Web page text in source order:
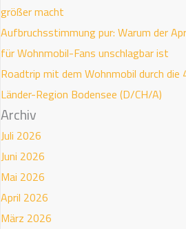
größer macht
Aufbruchsstimmung pur: Warum der
für Wohnmobil-Fans unschlagbar ist
Roadtrip mit dem Wohnmobil durch die
Länder-Region Bodensee (D/CH/A)
Archiv
Juli 2026
Juni 2026
Mai 2026
April 2026
März 2026